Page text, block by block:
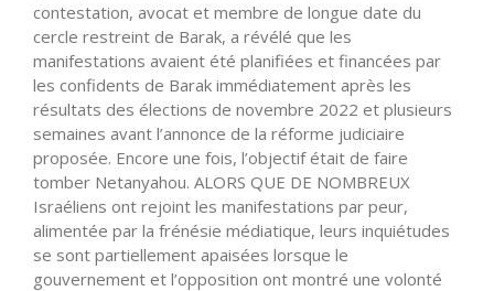
contestation, avocat et membre de longue date du
cercle restreint de Barak, a révélé que les
manifestations avaient été planifiées et financées par
les confidents de Barak immédiatement après les
résultats des élections de novembre 2022 et plusieurs
semaines avant l’annonce de la réforme judiciaire
proposée. Encore une fois, l’objectif était de faire
tomber Netanyahou. ALORS QUE DE NOMBREUX
Israéliens ont rejoint les manifestations par peur,
alimentée par la frénésie médiatique, leurs inquiétudes
se sont partiellement apaisées lorsque le
gouvernement et l’opposition ont montré une volonté